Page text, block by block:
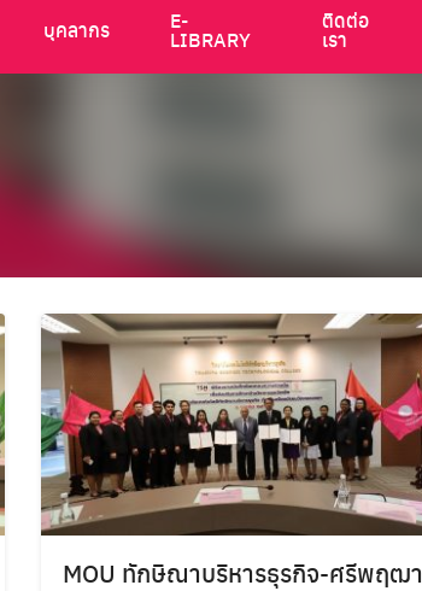
บุคลากร E-
LIBRARY
ติดต่อ
เรา
MOU ทักษิณาบริหารธุรกิจ-ศรีพฤฒา